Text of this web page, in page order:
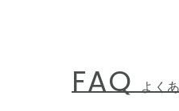
FAQ よく